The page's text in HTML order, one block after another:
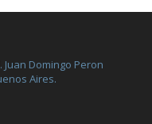
Domingo Peron
Aires.